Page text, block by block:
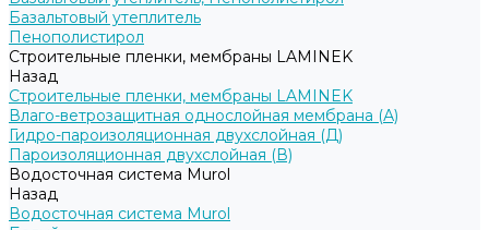
Базальтовый утеплитель
Пенополистирол
Строительные пленки, мембраны LAMINEK
Назад
Строительные пленки, мембраны LAMINEK
Влаго-ветрозащитная однослойная мембрана (А)
Гидро-пароизоляционная двухслойная (Д)
Пароизоляционная двухслойная (В)
Водосточная система Murol
Назад
Водосточная система Murol